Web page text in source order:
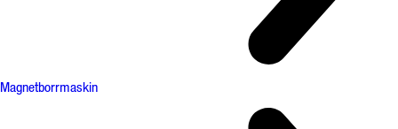
Magnetborrmaskin